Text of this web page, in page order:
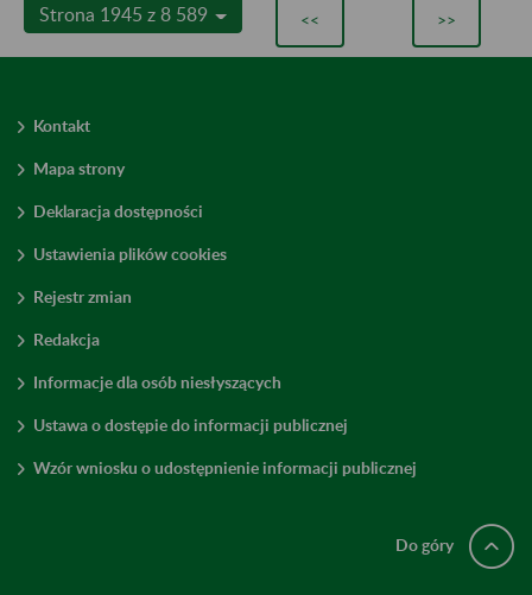
Strona 1945 z 8 589 << >>
Kontakt
Mapa strony
Deklaracja dostępności
Ustawienia plików cookies
Rejestr zmian
Redakcja
Informacje dla osób niesłyszących
Ustawa o dostępie do informacji publicznej
Wzór wniosku o udostępnienie informacji publicznej
Do góry